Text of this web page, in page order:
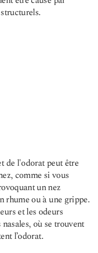
de l'odorat peut être
comme si vous
un nez
rhume ou à une grippe.
et les odeurs
où se trouvent
l’odorat.